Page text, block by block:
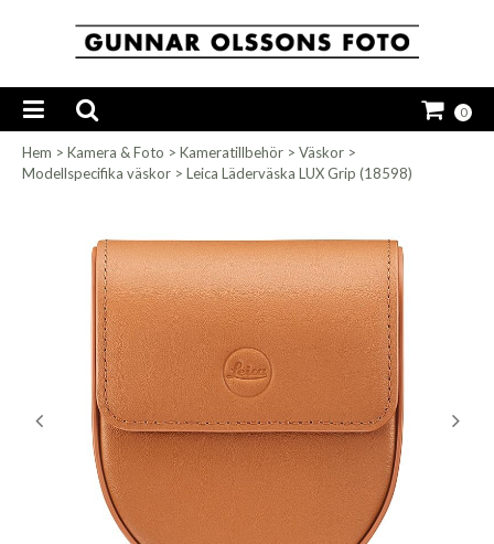
0
Hem > Kamera & Foto > Kameratillbehör > Väskor >
Modellspecifika väskor > Leica Läderväska LUX Grip (18598)